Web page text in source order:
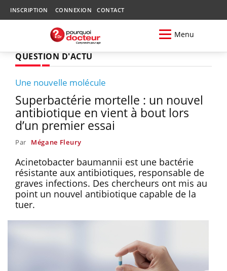
INSCRIPTION CONNEXION CONTACT
Menu
QUESTION D'ACTU
Une nouvelle molécule
Superbactérie mortelle : un nouvel
antibiotique en vient à bout lors
d’un premier essai
Par Mégane Fleury
Acinetobacter baumannii est une bactérie
résistante aux antibiotiques, responsable de
graves infections. Des chercheurs ont mis au
point un nouvel antibiotique capable de la
tuer.